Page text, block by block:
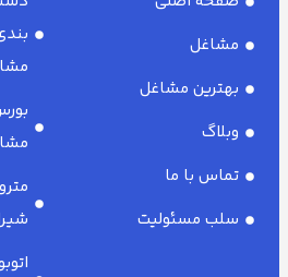
مشاغل
بهترین مشاغل
وبلاگ
تماس با ما
سلب مسئولیت
بندی
بورس
مترو
شیراز